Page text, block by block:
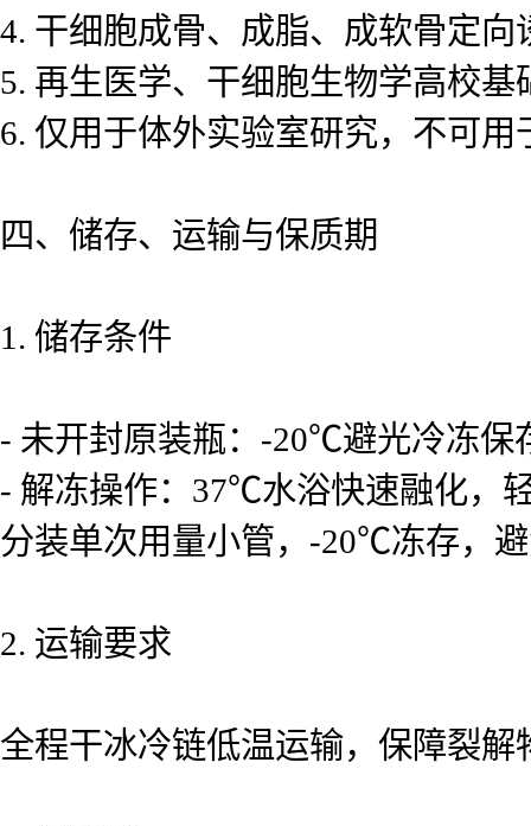
4. 干细胞成骨、成脂、成软骨定
5. 再生医学、干细胞生物学高校基
6. 仅用于体外实验室研究，不可
四、储存、运输与保质期
1. 储存条件
- 未开封原装瓶：-20℃避光冷冻
- 解冻操作：37℃水浴快速融化，
分装单次用量小管，-20℃冻存，
2. 运输要求
全程干冰冷链低温运输，保障裂